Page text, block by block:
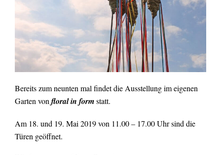
Bereits zum neunten mal findet die Ausstellung im eigenen
Garten vonfloral in formstatt.
Am 18. und 19. Mai 2019 von 11.00 – 17.00 Uhr sind die
Türen geöffnet.